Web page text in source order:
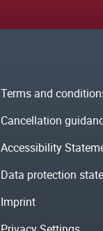
Terms and
Cancellation
Accessibility
Data protection
Imprint